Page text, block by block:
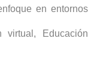
en entornos
virtual , Educación